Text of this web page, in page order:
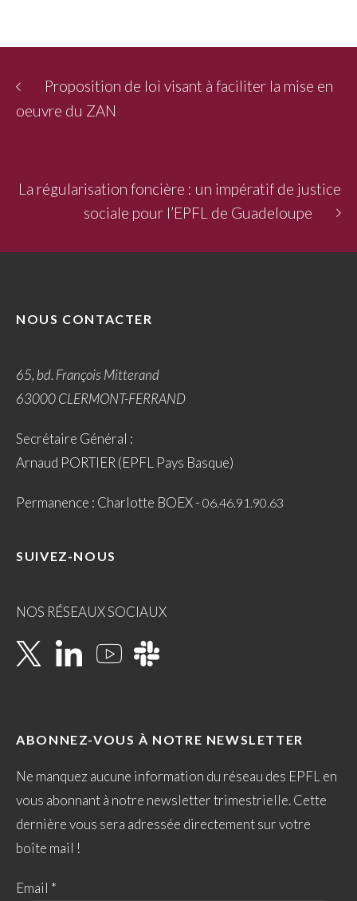
Proposition de loi visant à faciliter la mise en
oeuvre du ZAN
La régularisation foncière : un impératif de justice
sociale pour l’EPFL de Guadeloupe
NOUS CONTACTER
65, bd. François Mitterand
63000 CLERMONT-FERRAND
Secrétaire Général :
Arnaud PORTIER (EPFL Pays Basque)
Permanence : Charlotte BOEX -06.46.91.90.63
SUIVEZ-NOUS
NOS RÉSEAUX SOCIAUX
ABONNEZ-VOUS À NOTRE NEWSLETTER
Ne manquez aucune information du réseau des EPFL en
vous abonnant à notre newsletter trimestrielle. Cette
dernière vous sera adressée directement sur votre
boîte mail !
Email *